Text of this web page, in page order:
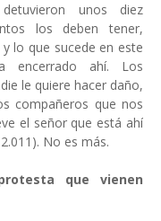
unos diez
los deben tener,
lo que sucede en este
encerrado ahí. Los
le quiere hacer daño,
compañeros que nos
el señor que está ahí
No es más.
que vienen